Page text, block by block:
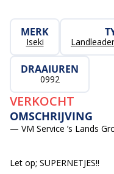
MERK
Iseki
DRAAIUREN
0992
VERKOCHT
OMSCHRIJVING
— VM Service ’s Lands
Let op; SUPERNETJES!!